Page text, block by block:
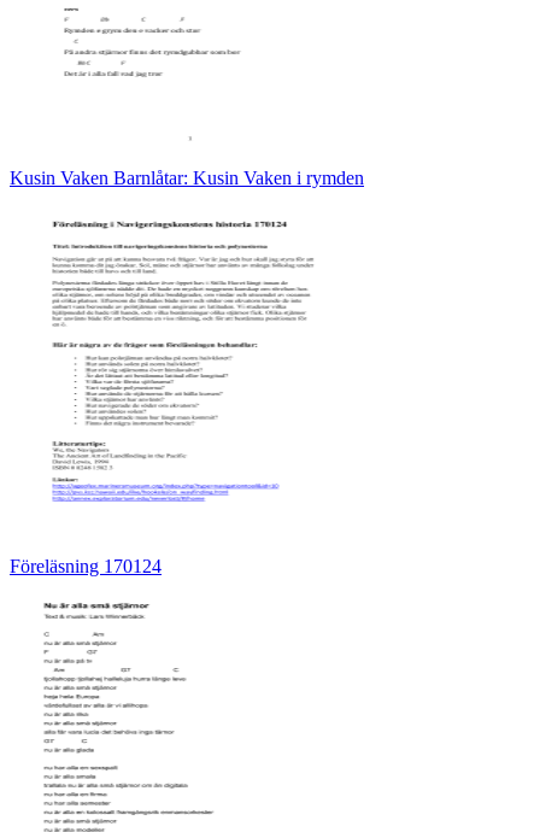
Kusin Vaken Barnlåtar: Kusin Vaken i rymden
Föreläsning 170124